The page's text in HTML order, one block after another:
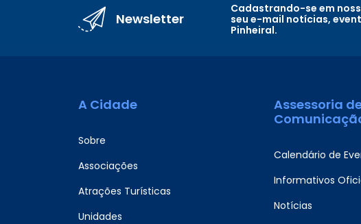
Newsletter
Cadastrando-se em
seu e-mail notícias,
Pinheiral.
A Cidade
Sobre
Associações
Atrações Turísticas
Unidades
Assessoria
Calendário de
Informativos
Notícias